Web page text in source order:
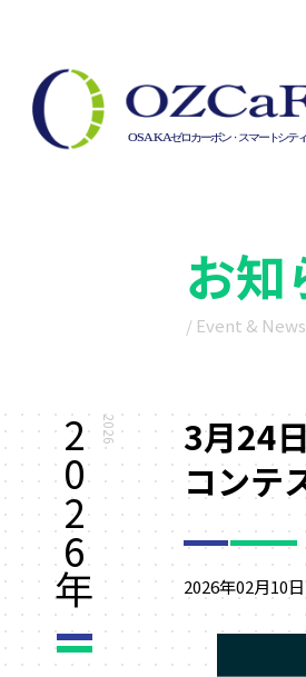
お知
/ Event & News
2026
2
0
2
6
年
3月24
コンテ
2026年02月10日